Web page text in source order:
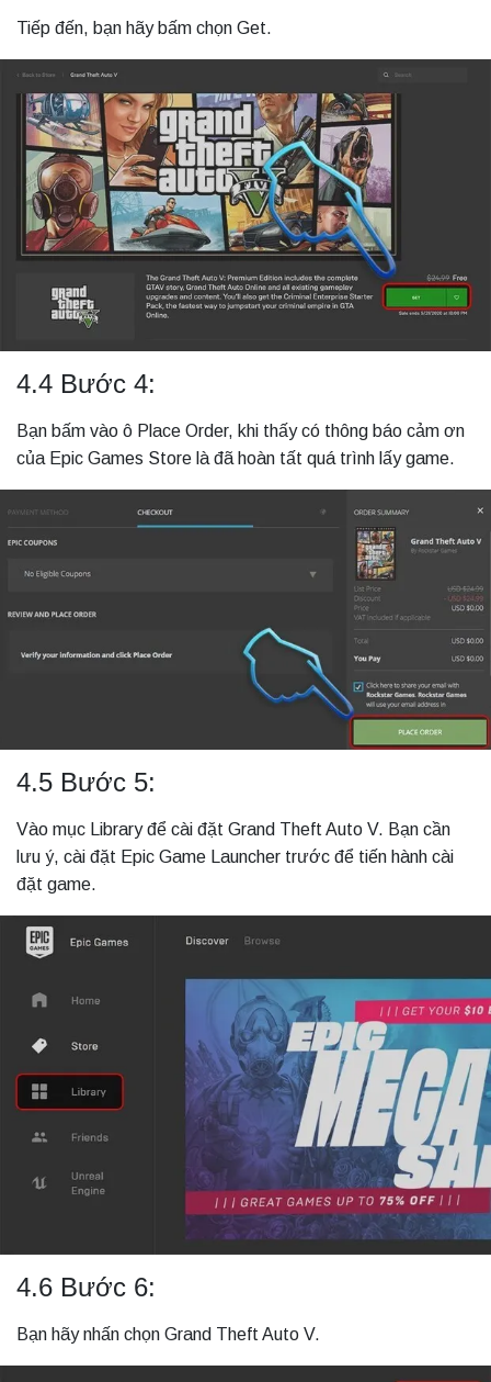
Tiếp đến, bạn hãy bấm chọn Get.
4.4 Bước 4:
Bạn bấm vào ô Place Order, khi thấy có thông báo cảm ơn
của Epic Games Store là đã hoàn tất quá trình lấy game.
4.5 Bước 5:
Vào mục Library để cài đặt Grand Theft Auto V. Bạn cần
lưu ý, cài đặt Epic Game Launcher trước để tiến hành cài
đặt game.
4.6 Bước 6:
Bạn hãy nhấn chọn Grand Theft Auto V.